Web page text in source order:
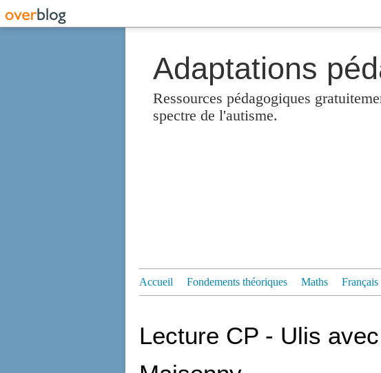
Adaptations
Ressources pédagogiques
spectre de l'autisme.
Accueil Fondements théoriques Maths Français
Lecture CP - Ulis